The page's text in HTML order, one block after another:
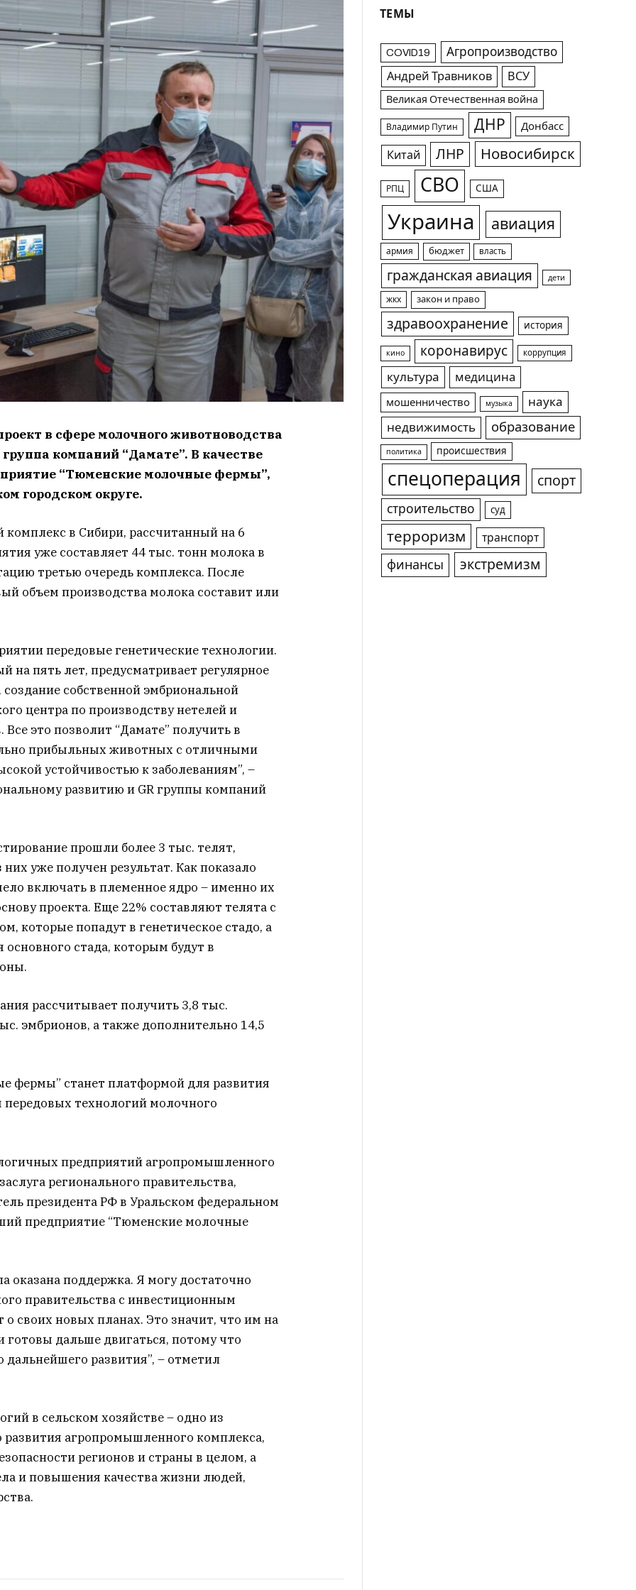
в сфере молочного животноводства
компаний “Дамате”. В качестве
“Тюменские молочные фермы”,
городском округе.
в Сибири, рассчитанный на 6
уже составляет 44 тыс. тонн молока в
третью очередь комплекса. После
объем производства молока составит или
передовые генетические технологии.
на пять лет, предусматривает регулярное
собственной эмбриональной
центра по производству нетелей и
это позволит “Дамате” получить в
прибыльных животных с отличными
устойчивостью к заболеваниям”, –
развитию и GR группы компаний
прошли более 3 тыс. телят,
уже получен результат. Как показало
включать в племенное ядро – именно их
проекта. Еще 22% составляют телята с
которые попадут в генетическое стадо, а
стада, которым будут в
рассчитывает получить 3,8 тыс.
эмбрионов, а также дополнительно 14,5
фермы” станет платформой для развития
передовых технологий молочного
предприятий агропромышленного
регионального правительства,
президента РФ в Уральском федеральном
предприятие “Тюменские молочные
поддержка. Я могу достаточно
правительства с инвестиционным
своих новых планах. Это значит, что им на
дальше двигаться, потому что
развития”, – отметил
в сельском хозяйстве – одно из
агропромышленного комплекса,
регионов и страны в целом, а
и повышения качества жизни людей,
ТЕМЫ
COVID19 Агропроизводство
Андрей Травников ВСУ
Великая Отечественная война
Владимир Путин ДНР Донбасс
Китай ЛНР Новосибирск
РПЦ СВО США
Украина авиация
армия бюджет власть
гражданская авиация дети
жкх закон и право
здравоохранение история
кино коронавирус коррупция
культура медицина
мошенничество музыка
наука
недвижимость
образование
политика происшествия
спецоперация спорт
строительство суд
терроризм транспорт
финансы экстремизм